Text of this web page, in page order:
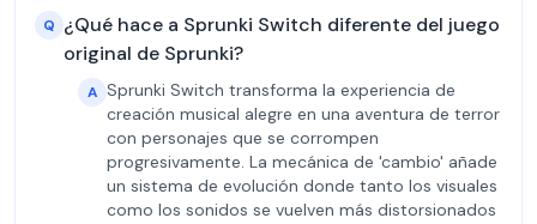
Q ¿Qué hace a Sprunki Switch diferente del juego
original de Sprunki?
A Sprunki Switch transforma la experiencia de
creación musical alegre en una aventura de terror
con personajes que se corrompen
progresivamente. La mecánica de 'cambio' añade
un sistema de evolución donde tanto los visuales
como los sonidos se vuelven más distorsionados